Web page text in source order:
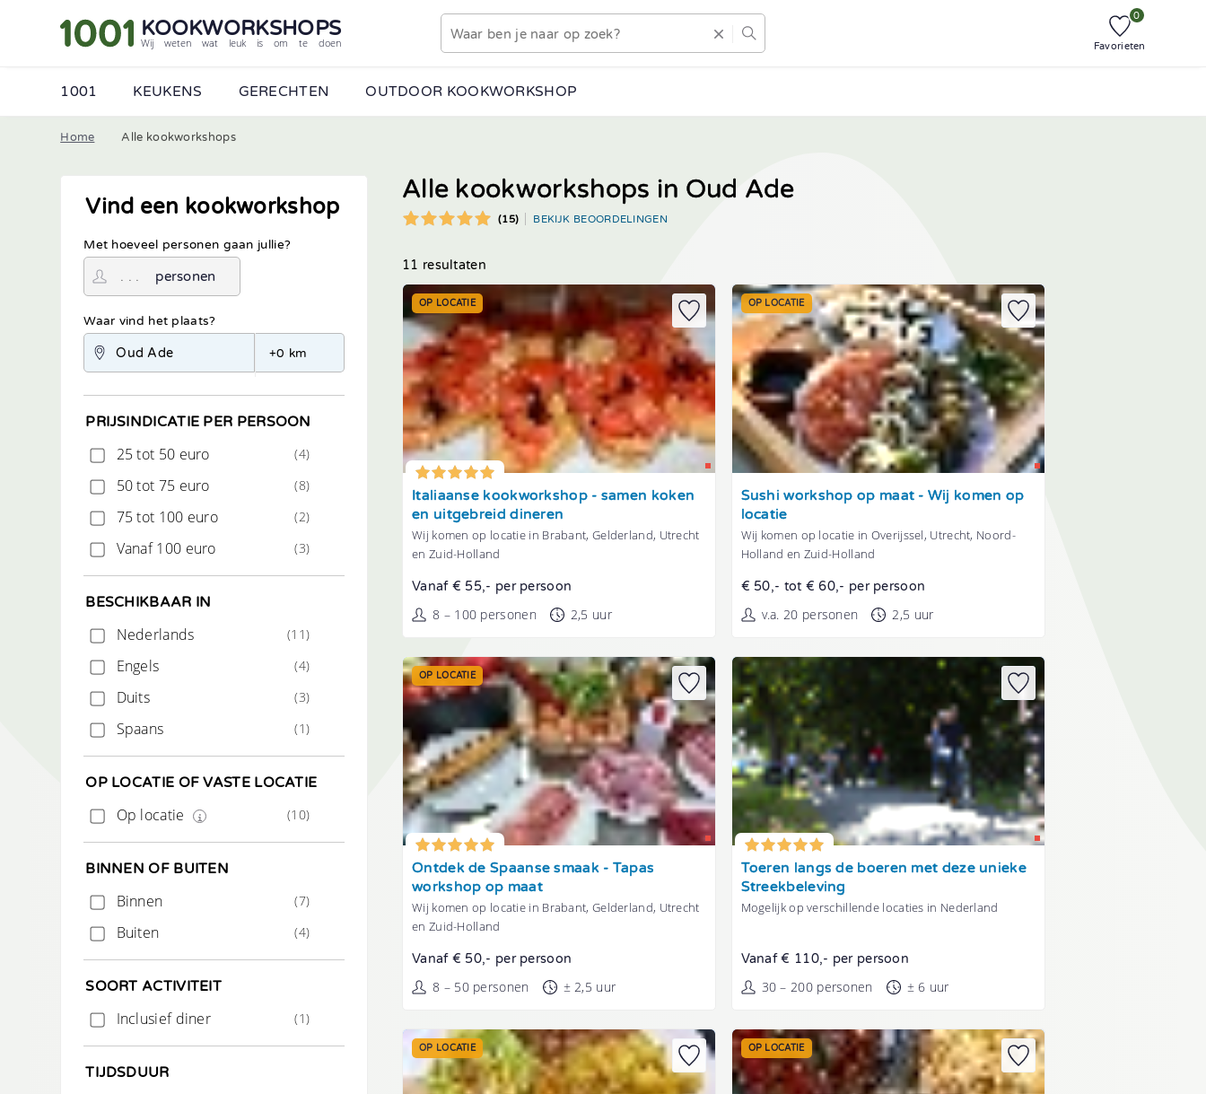
KOOKWORKSHOPS
Wij weten wat leuk is om te doen
0
Favorieten
1001 KEUKENS GERECHTEN OUTDOOR KOOKWORKSHOP
Home Alle kookworkshops
Vind een kookworkshop
Met hoeveel personen gaan jullie?
personen
Waar vind het plaats?
PRIJSINDICATIE PER PERSOON
25 tot 50 euro (4)
50 tot 75 euro (8)
75 tot 100 euro (2)
Vanaf 100 euro (3)
BESCHIKBAAR IN
Nederlands (11)
Engels (4)
Duits (3)
Spaans (1)
OP LOCATIE OF VASTE LOCATIE
Op locatie (10)
BINNEN OF BUITEN
Binnen (7)
Buiten (4)
SOORT ACTIVITEIT
Inclusief diner (1)
TIJDSDUUR
Alle kookworkshops in Oud Ade
(15) BEKIJK BEOORDELINGEN
11 resultaten
Tonen
OP LOCATIE
Italiaanse kookworkshop - samen koken
en uitgebreid dineren
Wij komen op locatie in Brabant, Gelderland, Utrecht
en Zuid-Holland
Vanaf € 55,- per persoon
8 – 100 personen 2,5 uur
Tonen
OP LOCATIE
Sushi workshop op maat - Wij komen op
locatie
Wij komen op locatie in Overijssel, Utrecht, Noord-
Holland en Zuid-Holland
€ 50,- tot € 60,- per persoon
v.a. 20 personen 2,5 uur
Tonen
OP LOCATIE
Ontdek de Spaanse smaak - Tapas
workshop op maat
Wij komen op locatie in Brabant, Gelderland, Utrecht
en Zuid-Holland
Vanaf € 50,- per persoon
8 – 50 personen ± 2,5 uur
Tonen
Toeren langs de boeren met deze unieke
Streekbeleving
Mogelijk op verschillende locaties in Nederland
Vanaf € 110,- per persoon
30 – 200 personen ± 6 uur
OP LOCATIE OP LOCATIE